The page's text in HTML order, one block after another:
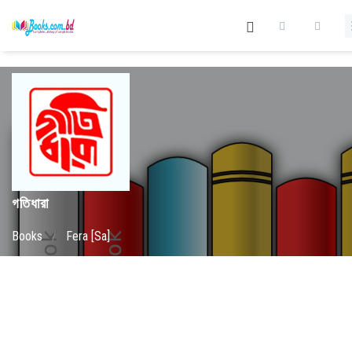
গতিধারা
Books / Fera [Sa]